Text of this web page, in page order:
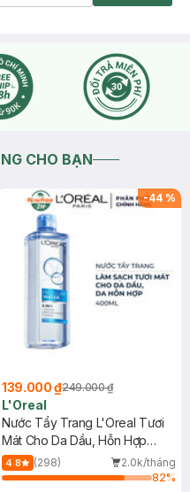
CHO BẠN
-44 %
139.000 ₫249.000 ₫
L'Oreal
Nước Tẩy Trang L'Oreal Tươi
Mát Cho Da Dầu, Hỗn Hợp
400ml
4.8 (298)
2.0k/tháng
82%